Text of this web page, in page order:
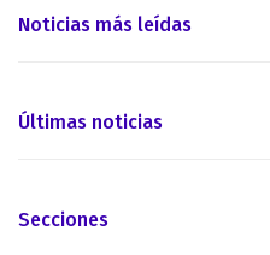
Noticias más leídas
Últimas noticias
Secciones